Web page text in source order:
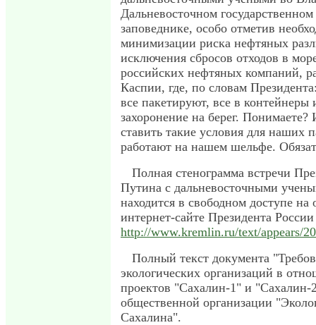
Дальневосточном
заповеднике, особо отметив
минимизации риска нефтяных
исключения сбросов отходов в
российских нефтяных компаний,
Каспии, где, по словам
все пакетируют, все в контейнеры
захоронение на берег.
ставить такие условия для наших
работают на нашем шельфе.
Полная стенограмма встречи
Путина с дальневосточными
находится в свободном доступе
интернет-сайте Президента
http://www.kremlin.ru/text/appears/
Полный текст документа
экологических организаций в
проектов "Сахалин-1" и
общественной организации
Сахалина".